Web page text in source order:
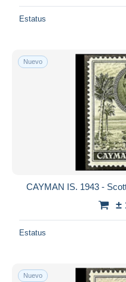
Estatus
Nuevo
CAYMAN IS. 1943 -
±
Estatus
Nuevo